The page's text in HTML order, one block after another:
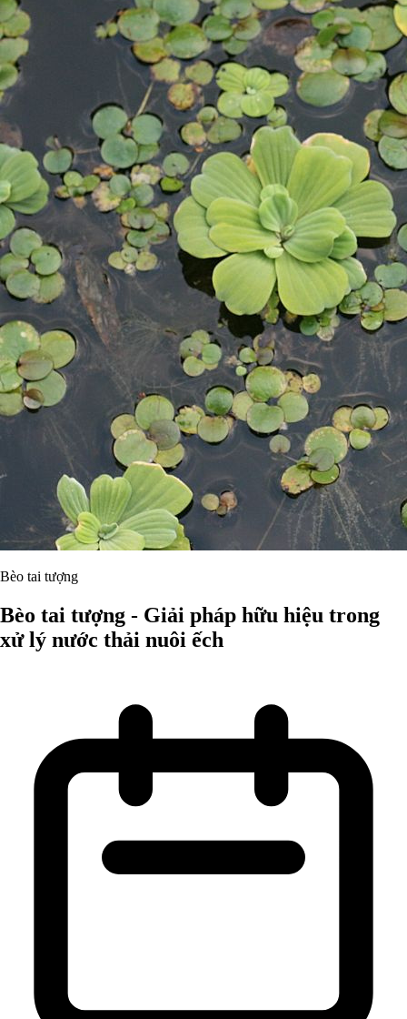
Bèo tai tượng
Bèo tai tượng - Giải pháp hữu hiệu trong
xử lý nước thải nuôi ếch